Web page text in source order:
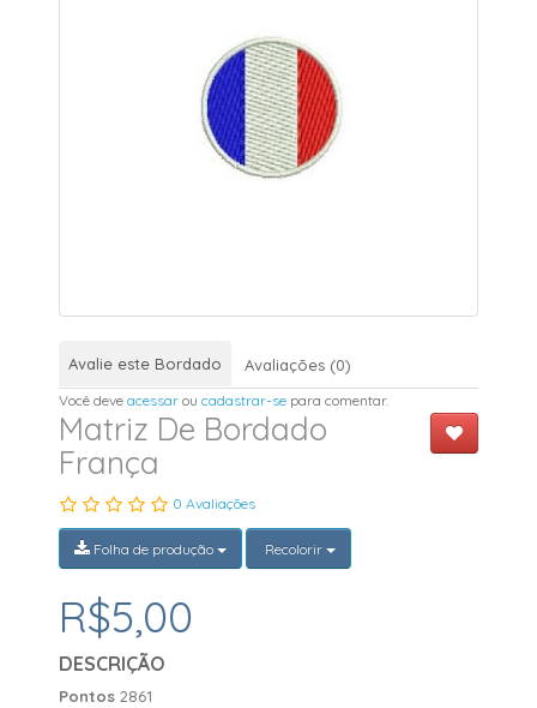
Avalie este Bordado Avaliações (0)
Você deveacessar oucadastrar-se para comentar.
Matriz De Bordado
França
0 Avaliações
Folha de produção Recolorir
R$5,00
DESCRIÇÃO
Pontos2861